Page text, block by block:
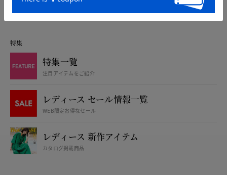
カタログ無料プレゼント
特集
特集一覧
注目アイテムをご紹介
レディース セール情報一覧
WEB限定お得なセール
レディース 新作アイテム
カタログ掲載商品